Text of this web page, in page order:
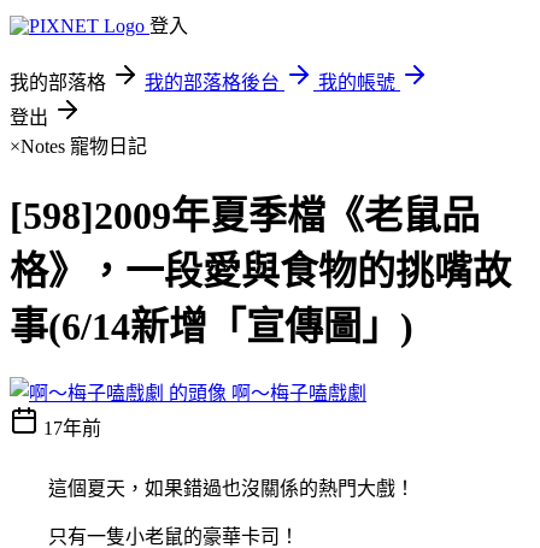
登入
我的部落格 我的部落格後台
我的帳號
登出
×Notes 寵物日記
[598]2009年夏季檔《老鼠品
格》，一段愛與食物的挑嘴故
事(6/14新增「宣傳圖」)
啊～梅子嗑戲劇
17年前
這個夏天，如果錯過也沒關係的熱門大戲！
只有一隻小老鼠的豪華卡司！